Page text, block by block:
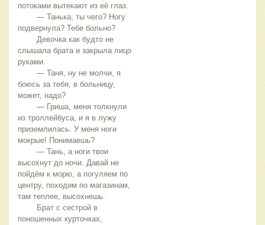
потоками вытекают из её глаз.
подвернула? Тебе больно?
слышала брата и закрыла лицо
руками.
боюсь за тебя, в больницу,
может, надо?
из троллейбуса, и я в лужу
приземлилась. У меня ноги
мокрые! Понимаешь?
высохнут до ночи. Давай не
пойдём к морю, а погуляем по
центру, походим по магазинам,
там теплее, высохнешь.
поношенных курточках,